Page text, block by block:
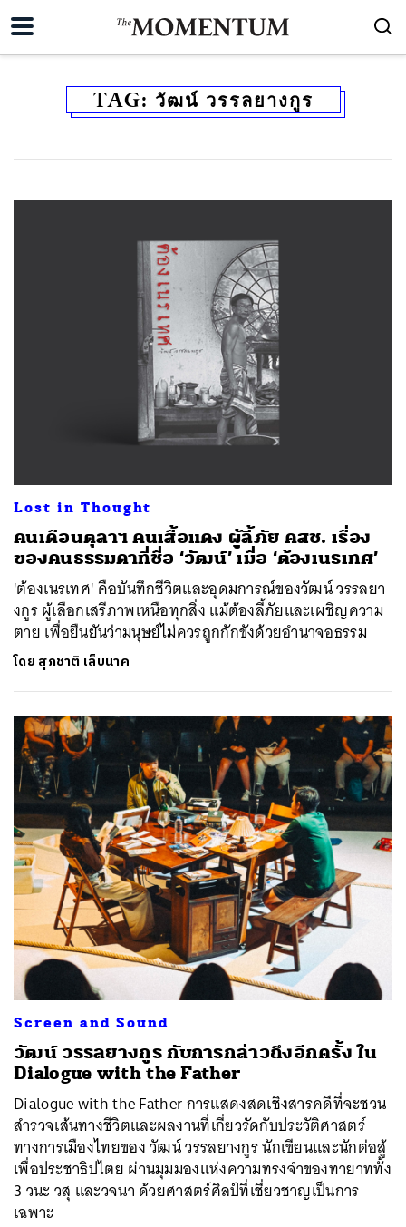
TAG: วัฒน์ วรรลยางกูร
Lost in Thought
คนเดือนตุลาฯ คนเสื้อแดง ผู้ลี้ภัย คสช. เรื่อง
ของคนธรรมดาที่ชื่อ ‘วัฒน์’ เมื่อ ‘ต้องเนรเทศ’
'ต้องเนรเทศ' คือบันทึกชีวิตและอุดมการณ์ของวัฒน์ วรรลยา
งกูร ผู้เลือกเสรีภาพเหนือทุกสิ่ง แม้ต้องลี้ภัยและเผชิญความ
ตาย เพื่อยืนยันว่ามนุษย์ไม่ควรถูกกักขังด้วยอำนาจอธรรม
โดย สุภชาติ เล็บนาค
Screen and Sound
วัฒน์ วรรลยางกูร กับการกล่าวถึงอีกครั้ง ใน
Dialogue with the Father
Dialogue with the Father การแสดงสดเชิงสารคดีที่จะชวน
สำรวจเส้นทางชีวิตและผลงานที่เกี่ยวรัดกับประวัติศาสตร์
ทางการเมืองไทยของ วัฒน์ วรรลยางกูร นักเขียนและนักต่อสู้
เพื่อประชาธิปไตย ผ่านมุมมองแห่งความทรงจำของทายาททั้ง
3 วนะ วสุ และวจนา ด้วยศาสตร์ศิลป์ที่เชี่ยวชาญเป็นการ
เฉพาะ